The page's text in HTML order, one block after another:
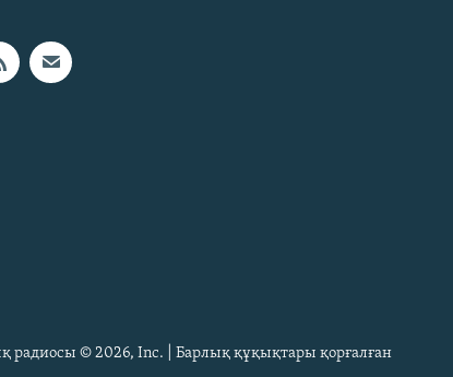
радиосы © 2026, Inc. | Барлық құқықтары қорғалған